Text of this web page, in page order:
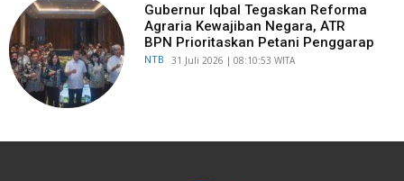
Gubernur Iqbal Tegaskan Reforma
Agraria Kewajiban Negara, ATR
BPN Prioritaskan Petani Penggarap
NTB ​31 Juli 2026 | 08:10:53 WITA